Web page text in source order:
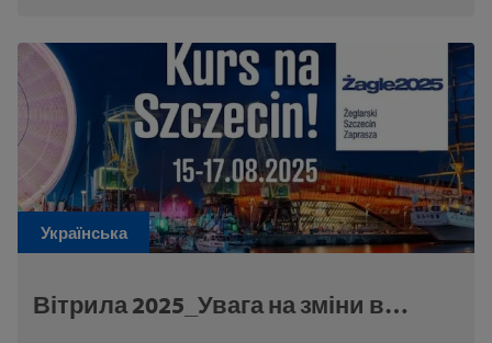
Українська
Вітрила 2025_Увага на зміни в